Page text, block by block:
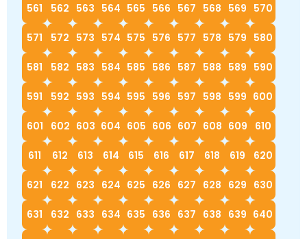
561 562 563 564 565 566 567 568 569 570
571 572 573 574 575 576 577 578 579 580
581 582 583 584 585 586 587 588 589 590
591 592 593 594 595 596 597 598 599 600
601 602 603 604 605 606 607 608 609 610
611 612 613 614 615 616 617 618 619 620
621 622 623 624 625 626 627 628 629 630
631 632 633 634 635 636 637 638 639 640